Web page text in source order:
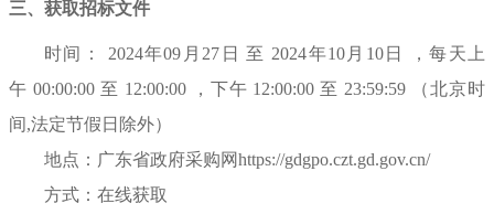
三、获取招标文件
时间： 2024年09月27日至 2024年10月10日
，每天上
午 00:00:00 至 12:00:00 ，下午 12:00:00至 23:59:59
（北京时
间,法定节假日除外）
地点： 广东省政府采购网https://gdgpo.czt.gd.gov.cn/
方式： 在线获取